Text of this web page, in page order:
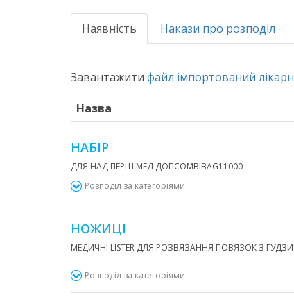
Наявність Накази про розподіл
Завантажити файл імпортований
Назва
НАБІР
ДЛЯ НАД ПЕРШ МЕД ДОПCOMBІBAG11000
Розподіл за категоріями
НОЖИЦІ
МЕДИЧНІ LІSTER ДЛЯ РОЗВЯЗАННЯ ПОВЯЗОК З
Розподіл за категоріями